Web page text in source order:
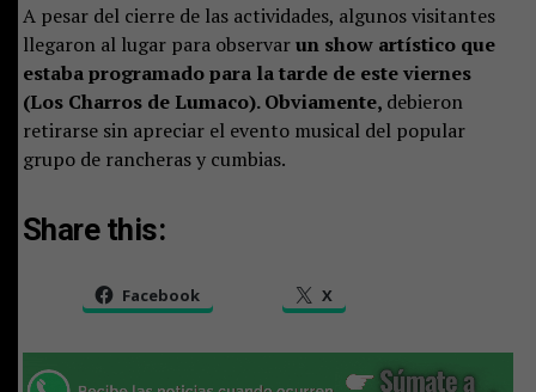
A pesar del cierre de las actividades, algunos visitantes
llegaron al lugar para observarun show artístico que
estaba programado para la tarde de este viernes
(Los Charros de Lumaco). Obviamente, debieron
retirarse sin apreciar el evento musical del popular
grupo de rancheras y cumbias.
Share this:
Facebook X